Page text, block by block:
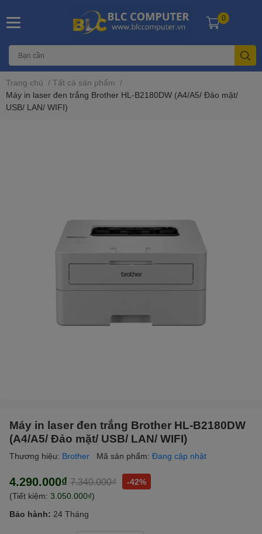
0
Trang chủ / Tất cả sản phẩm /
Máy in laser đen trắng Brother HL-B2180DW (A4/A5/ Đảo mặt/
USB/ LAN/ WIFI)
Máy in laser đen trắng Brother HL-B2180DW
(A4/A5/ Đảo mặt/ USB/ LAN/ WIFI)
Thương hiệu: Brother Mã sản phẩm: Đang cập nhật
4.290.000₫ 7.340.000₫
-42%
(Tiết kiệm: 3.050.000₫)
Bảo hành: 24 Tháng